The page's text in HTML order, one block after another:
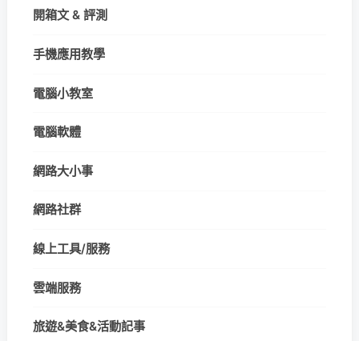
開箱文 & 評測
手機應用教學
電腦小教室
電腦軟體
網路大小事
網路社群
線上工具/服務
雲端服務
旅遊&美食&活動記事